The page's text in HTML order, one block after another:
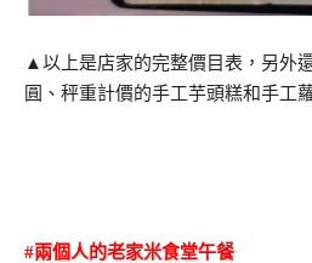
▲以上是店家的完整價目表，另外
圓、秤重計價的手工芋頭糕和手工
#兩個人的老家米食堂午餐